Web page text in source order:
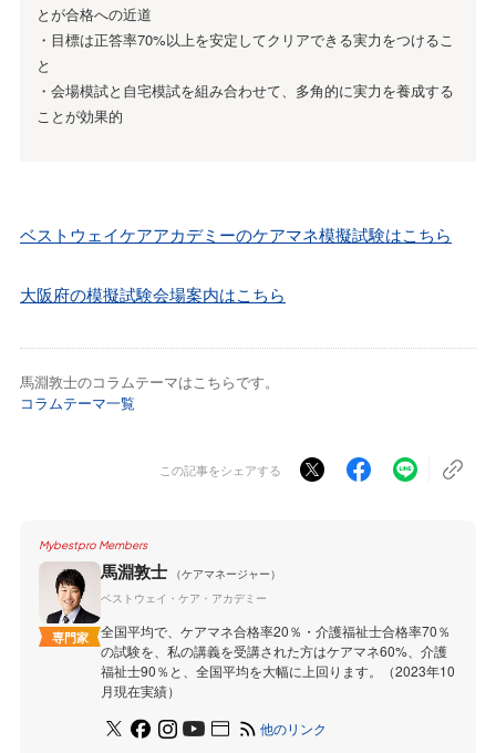
とが合格への近道
・目標は正答率70%以上を安定してクリアできる実力をつけるこ
と
・会場模試と自宅模試を組み合わせて、多角的に実力を養成する
ことが効果的
ベストウェイケアアカデミーのケアマネ模擬試験はこちら
大阪府の模擬試験会場案内はこちら
馬淵敦士のコラムテーマはこちらです。
コラムテーマ一覧
この記事をシェアする
Mybestpro Members
専門家
馬淵敦士
（ケアマネージャー）
ベストウェイ・ケア・アカデミー
全国平均で、ケアマネ合格率20％・介護福祉士合格率70％
の試験を、私の講義を受講された方はケアマネ60%、介護
福祉士90％と、全国平均を大幅に上回ります。（2023年10
月現在実績）
他のリンク